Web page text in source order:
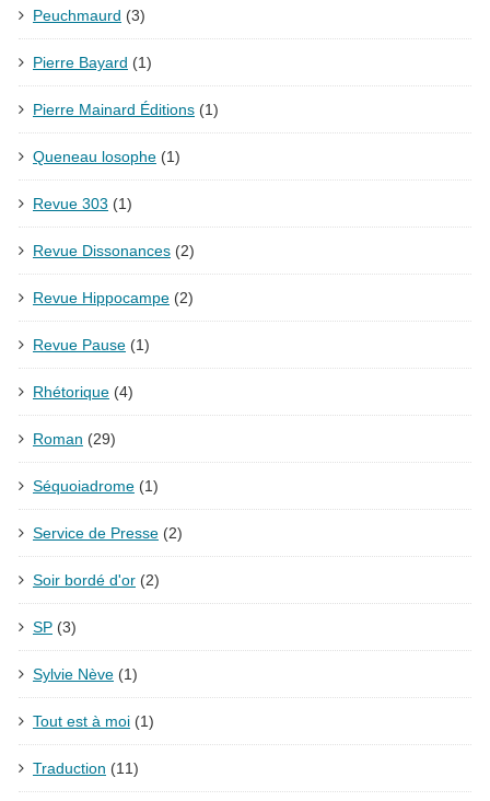
Peuchmaurd (3)
Pierre Bayard (1)
Pierre Mainard Éditions (1)
Queneau losophe (1)
Revue 303 (1)
Revue Dissonances (2)
Revue Hippocampe (2)
Revue Pause (1)
Rhétorique (4)
Roman (29)
Séquoiadrome (1)
Service de Presse (2)
Soir bordé d'or (2)
SP (3)
Sylvie Nève (1)
Tout est à moi (1)
Traduction (11)